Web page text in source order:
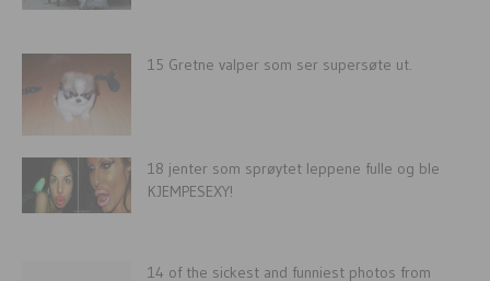
15 Gretne valper som ser supersøte ut.
18 jenter som sprøytet leppene fulle og ble
KJEMPESEXY!
14 of the sickest and funniest photos from